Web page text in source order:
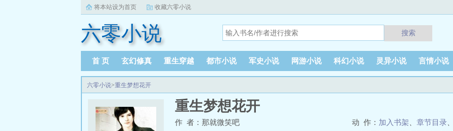
将本站设为首页 收藏六零小说
六零小说 搜索
首 页 玄幻修真 重生穿越 都市小说 军史小说 网游小说 科幻小说 灵异小说 言情小说
六零小说>重生梦想花开
重生梦想花开
作 者：那就微笑吧 动 作： 加入书架 章节目录